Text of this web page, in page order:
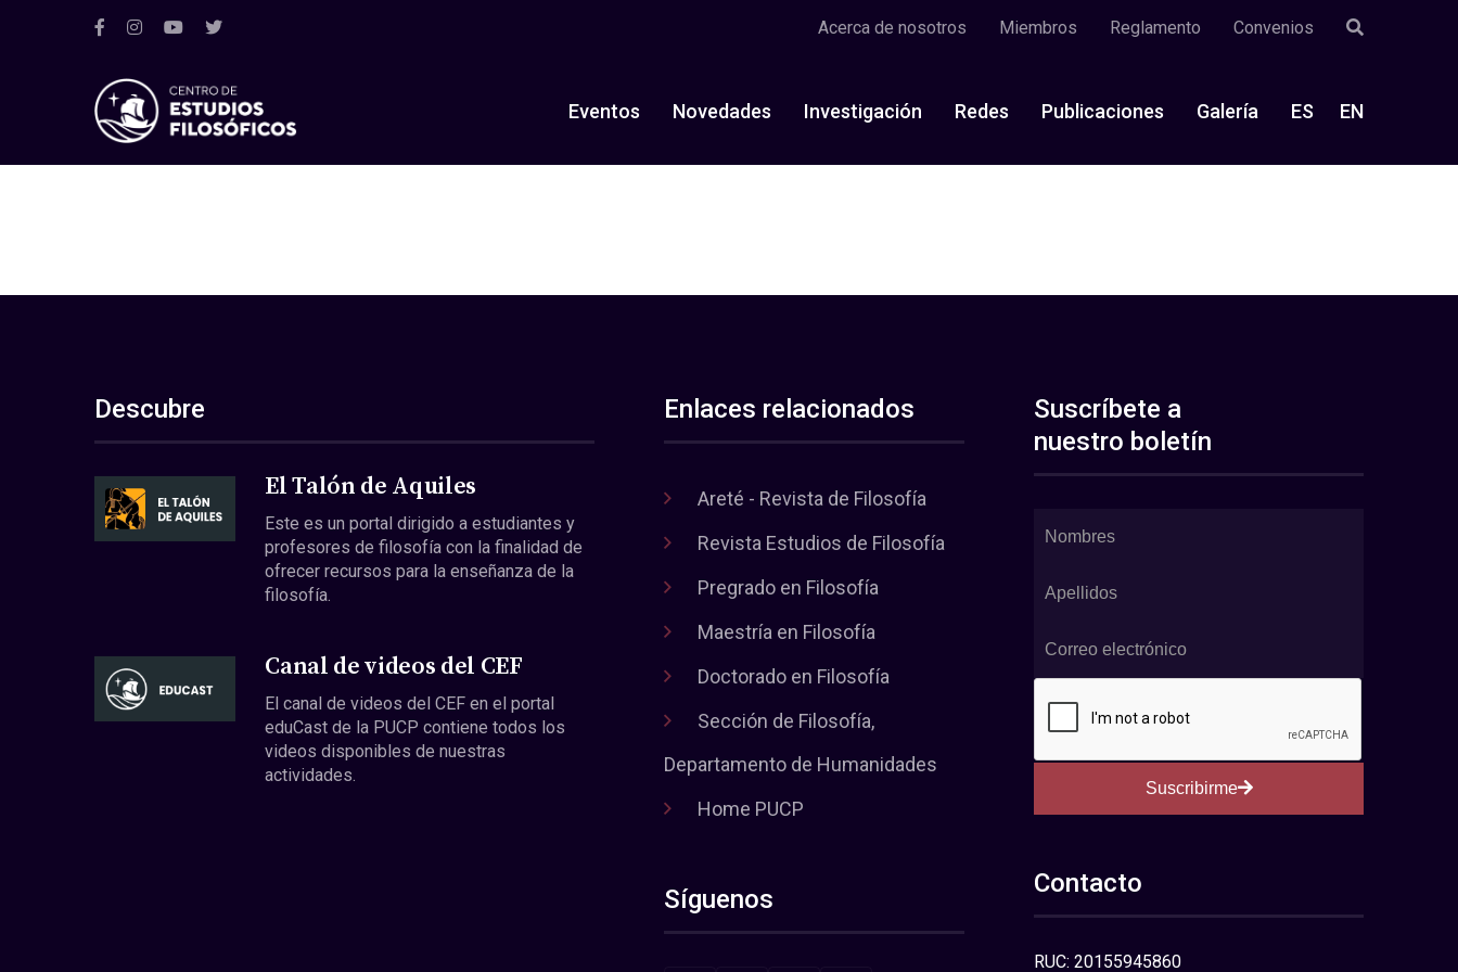
Acerca de nosotros Miembros Reglamento Convenios
Eventos Novedades Investigación Redes Publicaciones Galería ES EN
Descubre
El Talón de Aquiles
Este es un portal dirigido a estudiantes y
profesores de filosofía con la finalidad de
ofrecer recursos para la enseñanza de la
filosofía.
Canal de videos del CEF
El canal de videos del CEF en el portal
eduCast de la PUCP contiene todos los
videos disponibles de nuestras
actividades.
Enlaces relacionados
Areté - Revista de Filosofía
Revista Estudios de Filosofía
Pregrado en Filosofía
Maestría en Filosofía
Doctorado en Filosofía
Sección de Filosofía,
Departamento de Humanidades
Home PUCP
Síguenos
Suscríbete a
nuestro boletín
Suscribirme
Contacto
RUC: 20155945860